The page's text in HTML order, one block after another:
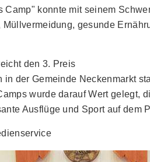
Camp" konnte mit seinem
gesunde
den 3. Preis
der Gemeinde Neckenmarkt
wurde darauf Wert gelegt,
Ausflüge und Sport auf dem